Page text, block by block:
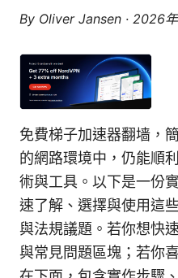
By Oliver Jansen · 2026
免費梯子加速器翻墙，
的網路環境中，仍能順
術與工具。以下是一份
速了解、選擇與使用這
與法規議題。若你想快
與常見問題區塊；若你